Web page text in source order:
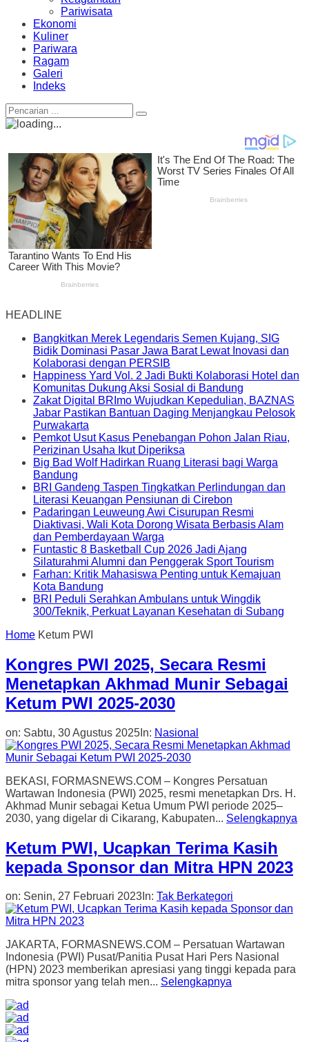
Pariwisata
Ekonomi
Kuliner
Pariwara
Ragam
Galeri
Indeks
HEADLINE
Bangkitkan Merek Legendaris Semen Kujang, SIG
Bidik Dominasi Pasar Jawa Barat Lewat Inovasi dan
Kolaborasi dengan PERSIB
Happiness Yard Vol. 2 Jadi Bukti Kolaborasi Hotel dan
Komunitas Dukung Aksi Sosial di Bandung
Zakat Digital BRImo Wujudkan Kepedulian, BAZNAS
Jabar Pastikan Bantuan Daging Menjangkau Pelosok
Purwakarta
Pemkot Usut Kasus Penebangan Pohon Jalan Riau,
Perizinan Usaha Ikut Diperiksa
Big Bad Wolf Hadirkan Ruang Literasi bagi Warga
Bandung
BRI Gandeng Taspen Tingkatkan Perlindungan dan
Literasi Keuangan Pensiunan di Cirebon
Padaringan Leuweung Awi Cisurupan Resmi
Diaktivasi, Wali Kota Dorong Wisata Berbasis Alam
dan Pemberdayaan Warga
Funtastic 8 Basketball Cup 2026 Jadi Ajang
Silaturahmi Alumni dan Penggerak Sport Tourism
Farhan: Kritik Mahasiswa Penting untuk Kemajuan
Kota Bandung
BRI Peduli Serahkan Ambulans untuk Wingdik
300/Teknik, Perkuat Layanan Kesehatan di Subang
Home Ketum PWI
Kongres PWI 2025, Secara Resmi
Menetapkan Akhmad Munir Sebagai
Ketum PWI 2025-2030
on: Sabtu, 30 Agustus 2025 In: Nasional
BEKASI, FORMASNEWS.COM – Kongres Persatuan
Wartawan Indonesia (PWI) 2025, resmi menetapkan Drs. H.
Akhmad Munir sebagai Ketua Umum PWI periode 2025–
2030, yang digelar di Cikarang, Kabupaten... Selengkapnya
Ketum PWI, Ucapkan Terima Kasih
kepada Sponsor dan Mitra HPN 2023
on: Senin, 27 Februari 2023 In: Tak Berkategori
JAKARTA, FORMASNEWS.COM – Persatuan Wartawan
Indonesia (PWI) Pusat/Panitia Pusat Hari Pers Nasional
(HPN) 2023 memberikan apresiasi yang tinggi kepada para
mitra sponsor yang telah men... Selengkapnya